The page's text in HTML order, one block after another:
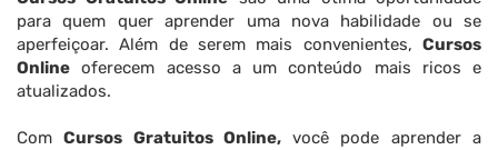
para quem quer aprender uma nova habilidade ou se
aperfeiçoar. Além de serem mais convenientes, Cursos
Online oferecem acesso a um conteúdo mais ricos e
atualizados.
ComCursos Gratuitos Online,você pode aprender a